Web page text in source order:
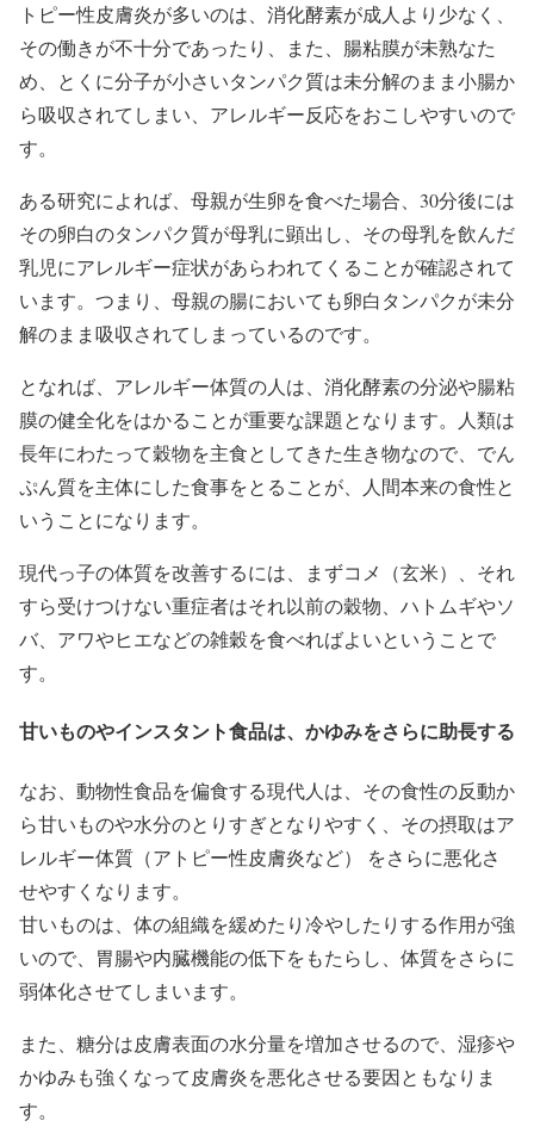
トピー性皮膚炎が多いのは、消化酵素が成人より少なく、
その働きが不十分であったり、また、腸粘膜が未熟なた
め、とくに分子が小さいタンパク質は未分解のまま小腸か
ら吸収されてしまい、アレルギー反応をおこしやすいので
す。
ある研究によれば、母親が生卵を食べた場合、30分後には
その卵白のタンパク質が母乳に顕出し、その母乳を飲んだ
乳児にアレルギー症状があらわれてくることが確認されて
います。つまり、母親の腸においても卵白タンパクが未分
解のまま吸収されてしまっているのです。
となれば、アレルギー体質の人は、消化酵素の分泌や腸粘
膜の健全化をはかることが重要な課題となります。人類は
長年にわたって穀物を主食としてきた生き物なので、でん
ぷん質を主体にした食事をとることが、人間本来の食性と
いうことになります。
現代っ子の体質を改善するには、まずコメ（玄米）、それ
すら受けつけない重症者はそれ以前の穀物、ハトムギやソ
バ、アワやヒエなどの雑穀を食べればよいということで
す。
甘いものやインスタント食品は、かゆみをさらに助長する
なお、動物性食品を偏食する現代人は、その食性の反動か
ら甘いものや水分のとりすぎとなりやすく、その摂取はア
レルギー体質（アトピー性皮膚炎など） をさらに悪化さ
せやすくなります。
甘いものは、体の組織を緩めたり冷やしたりする作用が強
いので、胃腸や内臓機能の低下をもたらし、体質をさらに
弱体化させてしまいます。
また、糖分は皮膚表面の水分量を増加させるので、湿疹や
かゆみも強くなって皮膚炎を悪化させる要因ともなりま
す。